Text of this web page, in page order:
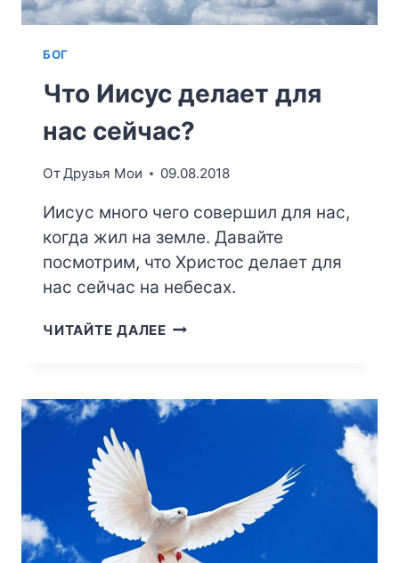
БОГ
Что Иисус делает для
нас сейчас?
От Друзья Мои 09.08.2018
Иисус много чего совершил для нас,
когда жил на земле. Давайте
посмотрим, что Христос делает для
нас сейчас на небесах.
ЧИТАЙТЕ ДАЛЕЕЧТО
НАС
СЕЙЧАС?